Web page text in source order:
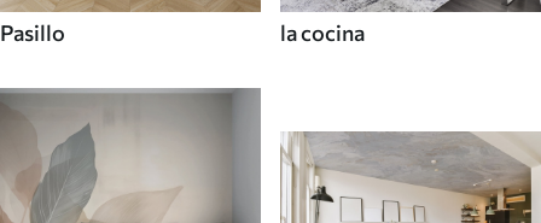
Pasillo la cocina